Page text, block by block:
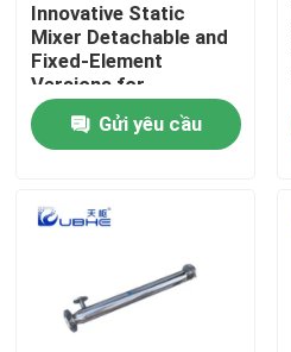
Các sản phẩm
Innovative Static
Mixer Detachable and
Fixed-Element
Versions for
Customizable Surface
TreatmentGửi yêu cầu